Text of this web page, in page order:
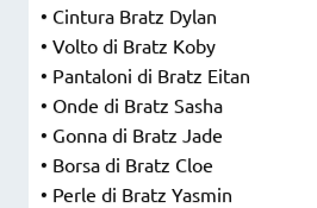
• Cintura Bratz Dylan
• Volto di Bratz Koby
• Pantaloni di Bratz Eitan
• Onde di Bratz Sasha
• Gonna di Bratz Jade
• Borsa di Bratz Cloe
• Perle di Bratz Yasmin